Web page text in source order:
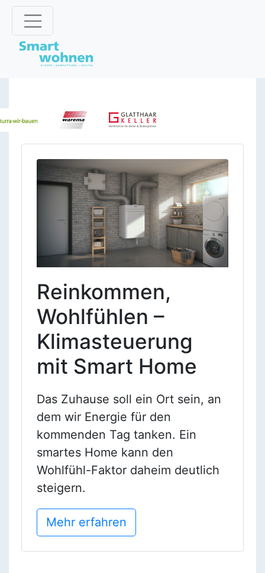
Reinkommen,
Wohlfühlen –
Klimasteuerung
mit Smart Home
Das Zuhause soll ein Ort sein, an
dem wir Energie für den
kommenden Tag ­tanken. Ein
smartes Home kann den
Wohlfühl-Faktor daheim deutlich
steigern.
Mehr erfahren